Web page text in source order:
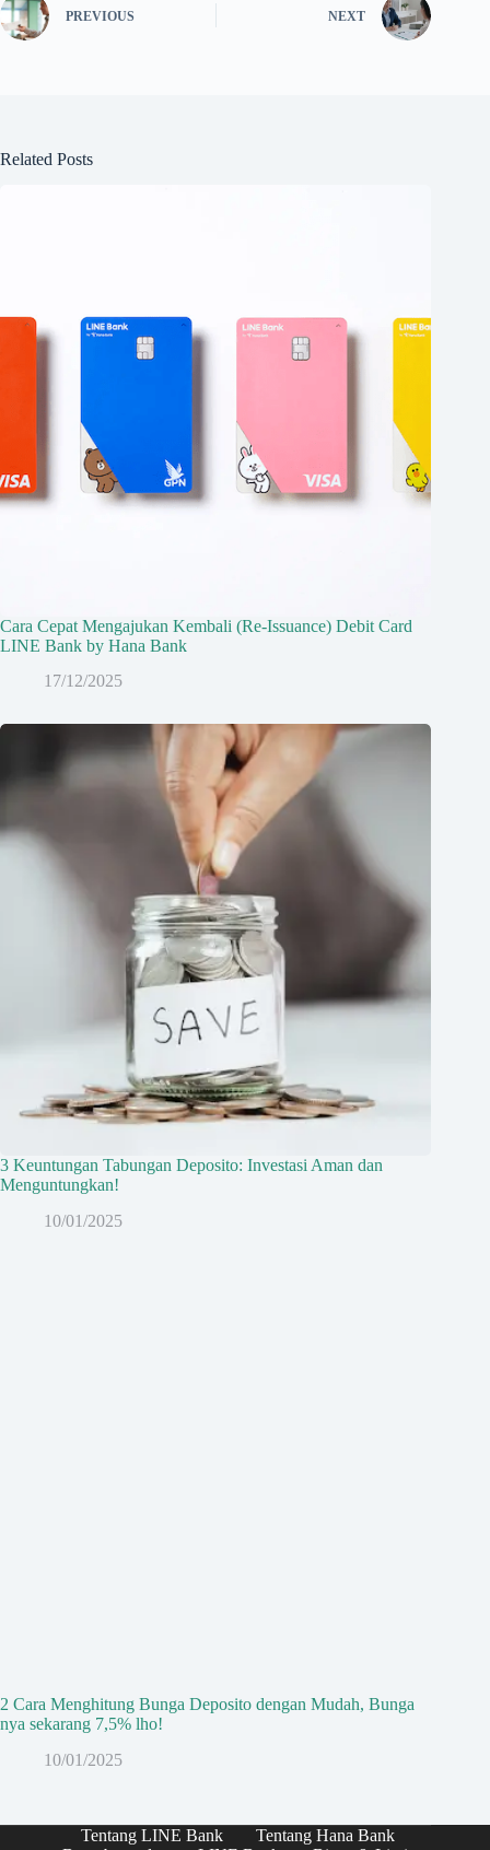
PREVIOUS NEXT
Related Posts
Cara Cepat Mengajukan Kembali (Re-Issuance) Debit Card
LINE Bank by Hana Bank
17/12/2025
3 Keuntungan Tabungan Deposito: Investasi Aman dan
Menguntungkan!
10/01/2025
2 Cara Menghitung Bunga Deposito dengan Mudah, Bunga
nya sekarang 7,5% lho!
10/01/2025
Tentang LINE Bank
Tentang Hana Bank